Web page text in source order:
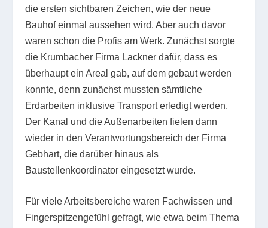
die ersten sichtbaren Zeichen, wie der neue
Bauhof einmal aussehen wird. Aber auch davor
waren schon die Profis am Werk. Zunächst sorgte
die Krumbacher Firma Lackner dafür, dass es
überhaupt ein Areal gab, auf dem gebaut werden
konnte, denn zunächst mussten sämtliche
Erdarbeiten inklusive Transport erledigt werden.
Der Kanal und die Außenarbeiten fielen dann
wieder in den Verantwortungsbereich der Firma
Gebhart, die darüber hinaus als
Baustellenkoordinator eingesetzt wurde.
Für viele Arbeitsbereiche waren Fachwissen und
Fingerspitzengefühl gefragt, wie etwa beim Thema